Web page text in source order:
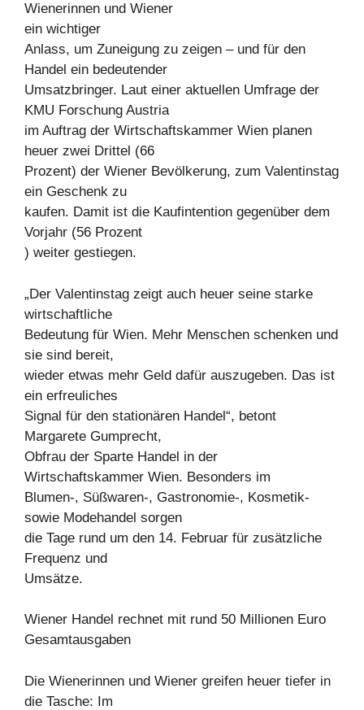
Wienerinnen und Wiener
ein wichtiger
Anlass, um Zuneigung zu zeigen – und für den
Handel ein bedeutender
Umsatzbringer. Laut einer aktuellen Umfrage der
KMU Forschung Austria
im Auftrag der Wirtschaftskammer Wien planen
heuer zwei Drittel (66
Prozent) der Wiener Bevölkerung, zum Valentinstag
ein Geschenk zu
kaufen. Damit ist die Kaufintention gegenüber dem
Vorjahr (56 Prozent
) weiter gestiegen.
„Der Valentinstag zeigt auch heuer seine starke
wirtschaftliche
Bedeutung für Wien. Mehr Menschen schenken und
sie sind bereit,
wieder etwas mehr Geld dafür auszugeben. Das ist
ein erfreuliches
Signal für den stationären Handel“, betont
Margarete Gumprecht,
Obfrau der Sparte Handel in der
Wirtschaftskammer Wien. Besonders im
Blumen-, Süßwaren-, Gastronomie-, Kosmetik-
sowie Modehandel sorgen
die Tage rund um den 14. Februar für zusätzliche
Frequenz und
Umsätze.
Wiener Handel rechnet mit rund 50 Millionen Euro
Gesamtausgaben
Die Wienerinnen und Wiener greifen heuer tiefer in
die Tasche: Im